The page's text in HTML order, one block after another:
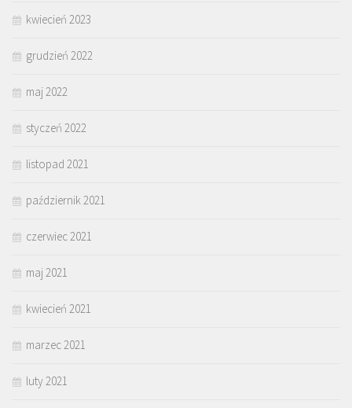
kwiecień 2023
grudzień 2022
maj 2022
styczeń 2022
listopad 2021
październik 2021
czerwiec 2021
maj 2021
kwiecień 2021
marzec 2021
luty 2021